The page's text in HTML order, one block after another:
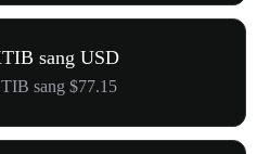
sang USD
sang $77.15